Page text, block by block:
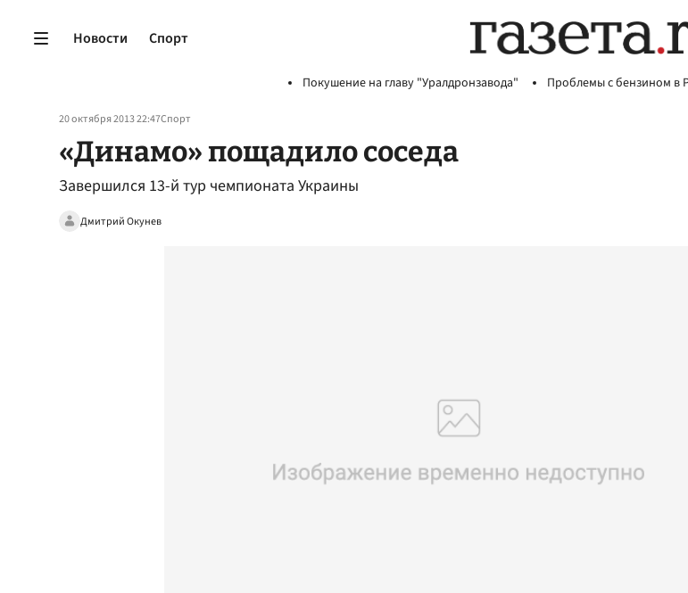
Новости Спорт
Покушение на главу "Уралдронзавода" Проблемы с бензином в
20 октября 2013 22:47Спорт
«Динамо» пощадило соседа
Завершился 13-й тур чемпионата Украины
Дмитрий Окунев